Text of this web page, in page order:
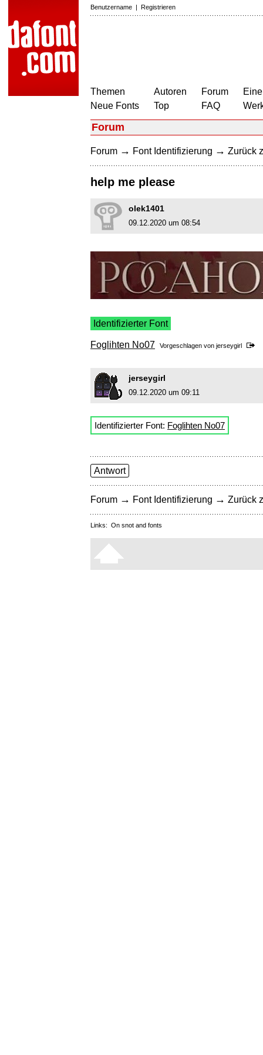
Benutzername | Registrieren
Themen
Neue Fonts
Autoren
Top
Forum
FAQ
Forum
Forum → Font Identifizierung → Zurück
help me please
olek1401
09.12.2020 um 08:54
Identifizierter Font
Foglihten No07 Vorgeschlagen von jerseygirl
jerseygirl
09.12.2020 um 09:11
Identifizierter Font: Foglihten No07
Antwort
Forum → Font Identifizierung → Zurück
Links: On snot and fonts